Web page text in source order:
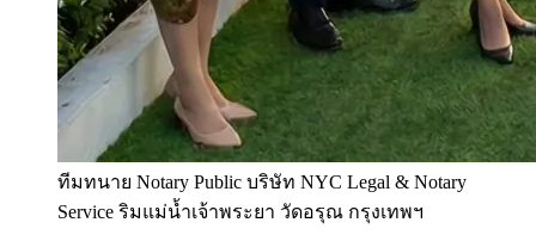
ทีมทนาย Notary Public บริษัท NYC Legal & Notary
Service ริมแม่น้ำเจ้าพระยา วัดอรุณ กรุงเทพฯ